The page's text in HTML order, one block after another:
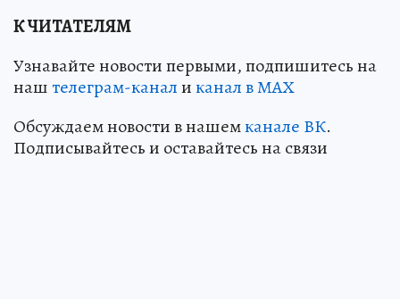
К ЧИТАТЕЛЯМ
Узнавайте новости первыми, подпишитесь на
наштелеграм-каналиканал в МАХ
Обсуждаем новости в нашемканале ВК.
Подписывайтесь и оставайтесь на связи